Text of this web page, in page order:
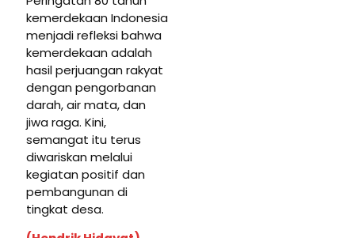
kemerdekaan Indonesia
menjadi refleksi bahwa
kemerdekaan adalah
hasil perjuangan rakyat
dengan pengorbanan
darah, air mata, dan
jiwa raga. Kini,
semangat itu terus
diwariskan melalui
kegiatan positif dan
pembangunan di
tingkat desa.